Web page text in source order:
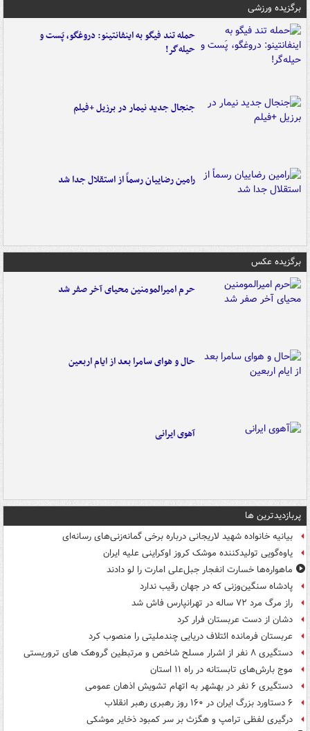
برگزیده ورزشی
حمله تند فیگو به اینفانتینو: دروغگو، پَست‌ و
حیله‌گر!
جنجال جدید نیمار در برزیل +فیلم
رامین رضاییان رسماً از استقلال جدا شد
برگزیده عکس
حرم امیرالمومنین محیای آخر صفر شد
حال و هوای سامرا بعد از ایام اربعین
آهوی ایرانی
پربازدیدترین ها
بیانیه خانواده شهید لاریجانی درباره برخی گمانه‌زنی‌های رسانه‌ای
یاوه‌گویی تولیدکننده موشک کروز اوکراینی علیه ایران
ماهواره‌ها خسارت انفجار جبل‌علی امارت را لو دادند
پادشاه سنگین‌وزنی که در جهان رقیب ندارد
راز مرگ مرد ۷۲ ساله در تهرانپارس فاش شد
دشان از دست عربستان فرار کرد
عربستان فرمانده ائتلاف دریایی چندملیتی را منصوب کرد
دستگیری ۸ نفر از اشرار مسلح شاخص و مرتبطین گروهک های تروریستی
موج بارش‌های تابستانه در راه ۱۱ استان
دستگیری ۶ نفر در بهشهر به اتهام تشویش اذهان عمومی
۶ دستاورد بزرگ ایران در ۱۶۰ روز رهبری رهبر انقلاب
درگیری لفظی ترامپ و هگزث بر سر کمبود ذخایر موشکی